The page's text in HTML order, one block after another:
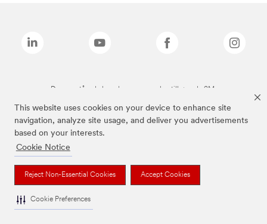
This website uses cookies on your device to enhance site
navigation, analyze site usage, and deliver you advertisements
based on your interests.
Cookie Notice
Reject Non-Essential Cookies Accept Cookies
Cookie Preferences
De ovenstående brands er varemærker tilhørende 3M.